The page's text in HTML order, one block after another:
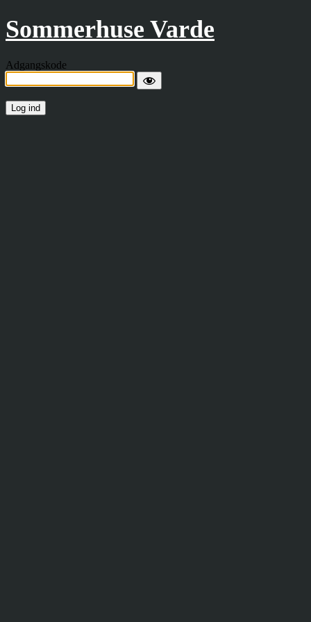
Sommerhuse Varde
Adgangskode